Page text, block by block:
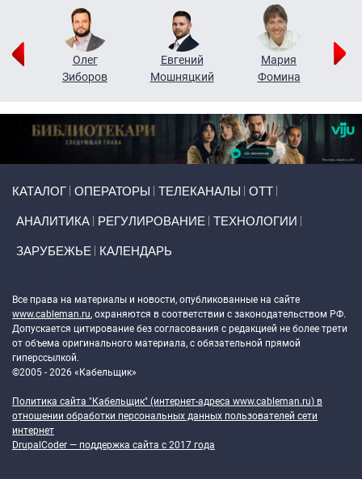
Олег
Зиборов
Евгений
Мошняцкий
Мария
Фомина
КАТАЛОГ ОПЕРАТОРЫ ТЕЛЕКАНАЛЫ ОТТ
АНАЛИТИКА РЕГУЛИРОВАНИЕ ТЕХНОЛОГИИ
ЗАРУБЕЖЬЕ КАЛЕНДАРЬ
Все права на материалы и новости, опубликованные на сайте
www.cableman.ru, охраняются в соответствии с законодательством РФ.
Допускается цитирование без согласования с редакцией не более трети
от объема оригинального материала, с обязательной прямой
гиперссылкой.
©2005 - 2026 «Кабельщик»
Политика сайта "Кабельщик" (интернет-адреса www.cableman.ru) в
отношении обработки персональных данных пользователей сети
интернет
DrupalCoder — поддержка сайта c 2017 года